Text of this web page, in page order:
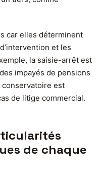
car elles déterminent
et les
la saisie-arrêt est
impayés de pensions
conservatoire est
de litige commercial.
de chaque